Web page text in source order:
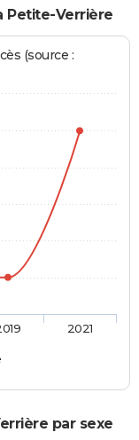
Petite-Verrière
(source :
2021
par sexe